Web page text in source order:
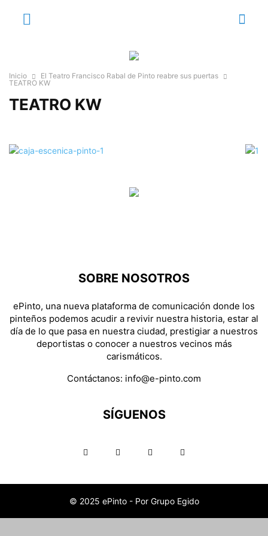
Inicio
El Teatro Francisco Rabal de Pinto reabre sus puertas
TEATRO KW
TEATRO KW
SOBRE NOSOTROS
ePinto, una nueva plataforma de comunicación donde los
pinteños podemos acudir a revivir nuestra historia, estar al
día de lo que pasa en nuestra ciudad, prestigiar a nuestros
deportistas o conocer a nuestros vecinos más
carismáticos.
Contáctanos: info@e-pinto.com
SÍGUENOS
© 2025 ePinto - Por Grupo Egido